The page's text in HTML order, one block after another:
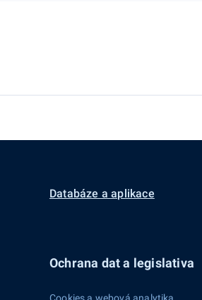
Databáze a aplikace
Ochrana dat a legislativa